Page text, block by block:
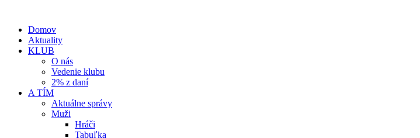
Domov
Aktuality
KLUB
O nás
Vedenie klubu
2% z daní
A TÍM
Aktuálne správy
Muži
Hráči
Tabuľka